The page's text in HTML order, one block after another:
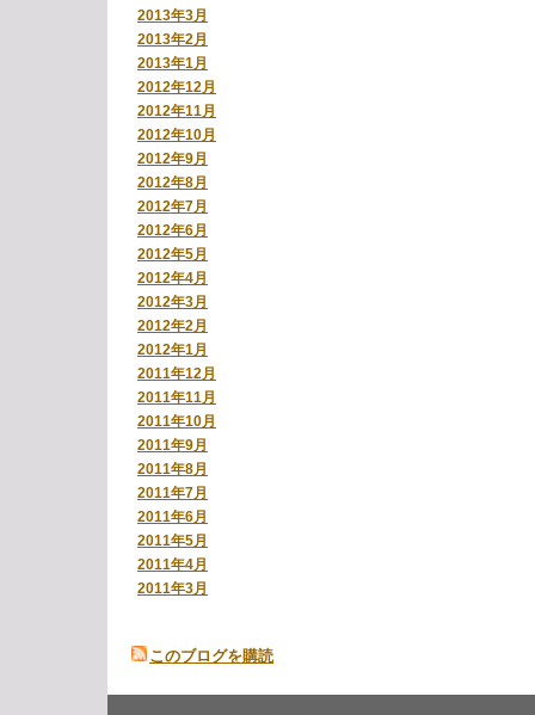
2013年3月
2013年2月
2013年1月
2012年12月
2012年11月
2012年10月
2012年9月
2012年8月
2012年7月
2012年6月
2012年5月
2012年4月
2012年3月
2012年2月
2012年1月
2011年12月
2011年11月
2011年10月
2011年9月
2011年8月
2011年7月
2011年6月
2011年5月
2011年4月
2011年3月
このブログを購読